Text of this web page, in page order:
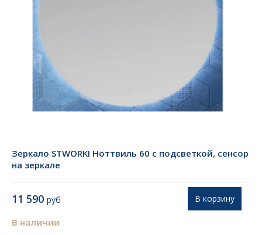
Зеркало STWORKI Ноттвиль 60 с подсветкой, сенсор
на зеркале
11 590 руб
В наличии
В корзину